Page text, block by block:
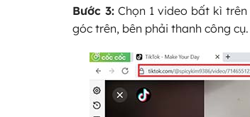
Bước 3:Chọn 1 video bất kì
góc trên, bên phải thanh công